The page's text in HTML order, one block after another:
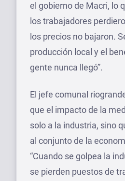
el gobierno de Macri, lo
los trabajadores
los precios no bajaron.
producción local y el
gente nunca llegó”.
El jefe comunal
que el impacto de la
solo a la industria, sino
al conjunto de la
“Cuando se golpea la
se pierden puestos de